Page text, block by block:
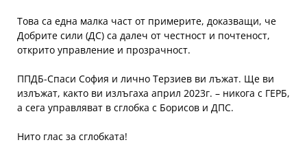
Това са една малка част от примерите, доказващи, че
Добрите сили (ДС) са далеч от честност и почтеност,
открито управление и прозрачност.
ППДБ-Спаси София и лично Терзиев ви лъжат. Ще ви
излъжат, както ви излъгаха април 2023г. – никога с ГЕРБ,
а сега управляват в сглобка с Борисов и ДПС.
Нито глас за сглобката!